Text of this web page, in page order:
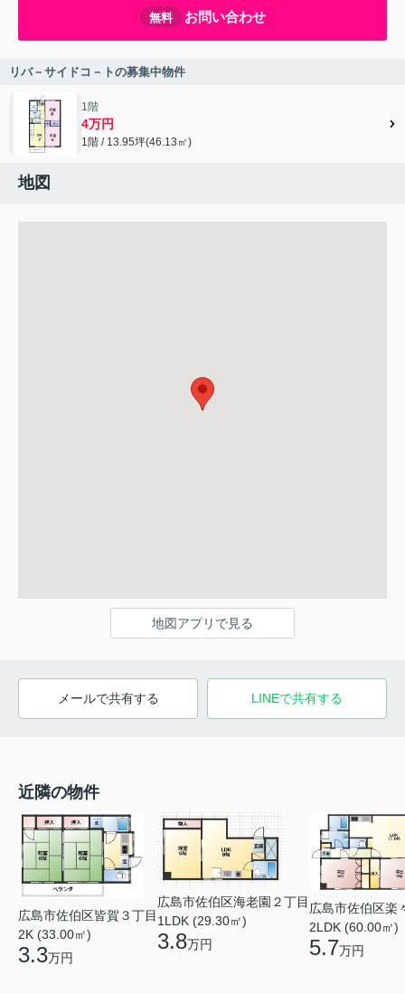
無料 お問い合わせ
リバ－サイドコ－トの募集中物件
1階
4万円
1階 / 13.95坪(46.13㎡)
地図
地図アプリで見る
メールで共有する LINEで共有する
近隣の物件
広島市佐伯区皆賀３丁目
2K (33.00㎡)
3.3万円
広島市佐伯区海老園２丁目
1LDK (29.30㎡)
3.8万円
広島市佐伯区楽
2LDK (60.00㎡)
5.7万円